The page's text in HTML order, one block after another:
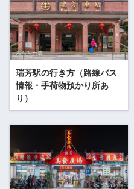
瑞芳駅の行き方（路線バス
情報・手荷物預かり所あ
り）